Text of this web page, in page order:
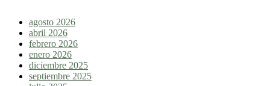
agosto 2026
abril 2026
febrero 2026
enero 2026
diciembre 2025
septiembre 2025